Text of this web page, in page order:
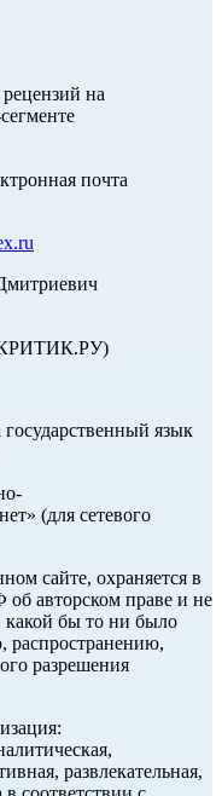
на
почта
язык
(для сетевого
сайте, охраняется в
об авторском праве и не
какой бы то ни было
распространению,
разрешения
развлекательная,